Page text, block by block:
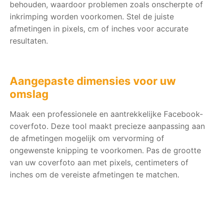
behouden, waardoor problemen zoals onscherpte of
inkrimping worden voorkomen. Stel de juiste
afmetingen in pixels, cm of inches voor accurate
resultaten.
Aangepaste dimensies voor uw
omslag
Maak een professionele en aantrekkelijke Facebook-
coverfoto. Deze tool maakt precieze aanpassing aan
de afmetingen mogelijk om vervorming of
ongewenste knipping te voorkomen. Pas de grootte
van uw coverfoto aan met pixels, centimeters of
inches om de vereiste afmetingen te matchen.